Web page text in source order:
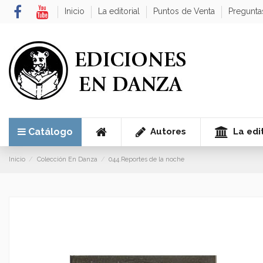
Inicio La editorial Puntos de Venta
Catálogo Autores La
Inicio Colección En Danza 044.Reportes de la noche